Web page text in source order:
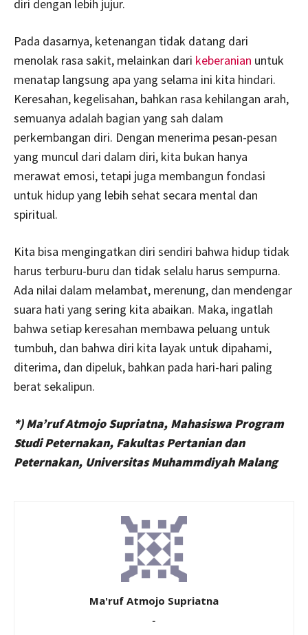
diri dengan lebih jujur.
Pada dasarnya, ketenangan tidak datang dari
menolak rasa sakit, melainkan dari keberanian untuk
menatap langsung apa yang selama ini kita hindari.
Keresahan, kegelisahan, bahkan rasa kehilangan arah,
semuanya adalah bagian yang sah dalam
perkembangan diri. Dengan menerima pesan-pesan
yang muncul dari dalam diri, kita bukan hanya
merawat emosi, tetapi juga membangun fondasi
untuk hidup yang lebih sehat secara mental dan
spiritual.
Kita bisa mengingatkan diri sendiri bahwa hidup tidak
harus terburu-buru dan tidak selalu harus sempurna.
Ada nilai dalam melambat, merenung, dan mendengar
suara hati yang sering kita abaikan. Maka, ingatlah
bahwa setiap keresahan membawa peluang untuk
tumbuh, dan bahwa diri kita layak untuk dipahami,
diterima, dan dipeluk, bahkan pada hari-hari paling
berat sekalipun.
*) Ma’ruf Atmojo Supriatna, Mahasiswa Program
Studi Peternakan, Fakultas Pertanian dan
Peternakan, Universitas Muhammdiyah Malang
Ma'ruf Atmojo Supriatna
-